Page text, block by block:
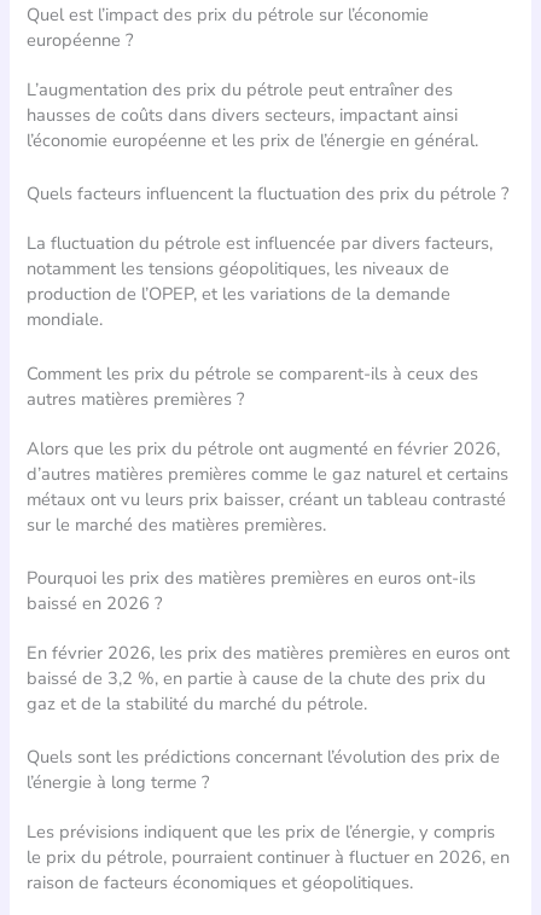
Quel est l’impact des prix du pétrole sur l’économie
européenne ?
L’augmentation des prix du pétrole peut entraîner des
hausses de coûts dans divers secteurs, impactant ainsi
l’économie européenne et les prix de l’énergie en général.
Quels facteurs influencent la fluctuation des prix du pétrole ?
La fluctuation du pétrole est influencée par divers facteurs,
notamment les tensions géopolitiques, les niveaux de
production de l’OPEP, et les variations de la demande
mondiale.
Comment les prix du pétrole se comparent-ils à ceux des
autres matières premières ?
Alors que les prix du pétrole ont augmenté en février 2026,
d’autres matières premières comme le gaz naturel et certains
métaux ont vu leurs prix baisser, créant un tableau contrasté
sur le marché des matières premières.
Pourquoi les prix des matières premières en euros ont-ils
baissé en 2026 ?
En février 2026, les prix des matières premières en euros ont
baissé de 3,2 %, en partie à cause de la chute des prix du
gaz et de la stabilité du marché du pétrole.
Quels sont les prédictions concernant l’évolution des prix de
l’énergie à long terme ?
Les prévisions indiquent que les prix de l’énergie, y compris
le prix du pétrole, pourraient continuer à fluctuer en 2026, en
raison de facteurs économiques et géopolitiques.